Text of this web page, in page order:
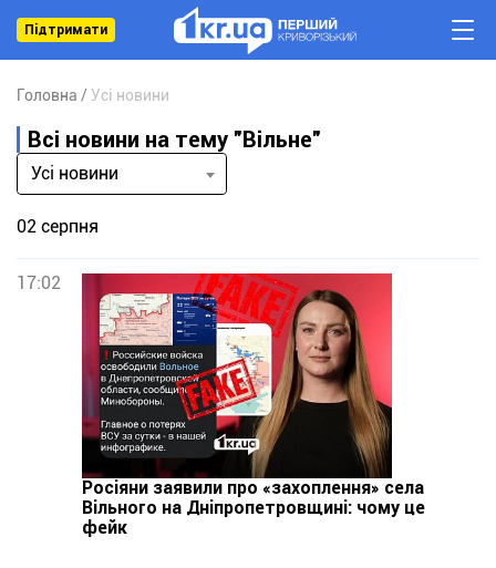
Підтримати
Головна Усі новини
Всі новини на тему "Вільне"
Усі новини
02 серпня
17:02
Росіяни заявили про «захоплення» села
Вільного на Дніпропетровщині: чому це
фейк